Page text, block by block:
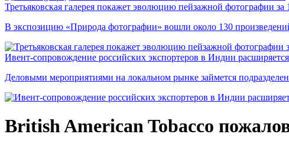
Третьяковская галерея покажет эволюцию пейзажной фотографии за
В экспозицию «Природа фотографии» вошли около 130
Ивент-сопровождение российских экспортеров в Индии расширяется
Деловыми мероприятиями на локальном рынке займется
British American Tobacco